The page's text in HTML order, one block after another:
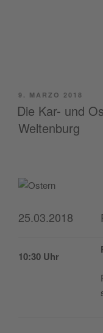
PUBLICADO
EL
9. MARZO 2018
Die Kar- und
Weltenburg
25.03.2018
10:30 Uhr